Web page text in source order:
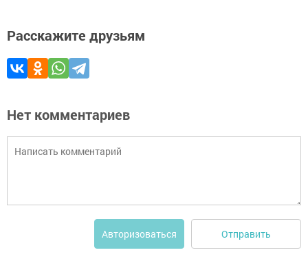
Расскажите друзьям
Нет комментариев
Авторизоваться Отправить